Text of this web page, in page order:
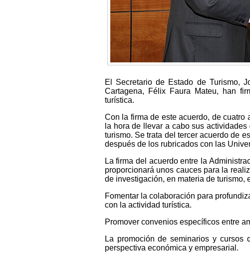
El Secretario de Estado de Turismo,
Cartagena, Félix Faura Mateu, han
turística.
Con la firma de este acuerdo, de cuatro
la hora de llevar a cabo sus
turismo. Se trata del tercer acuerdo de
después de los rubricados con las
La firma del acuerdo entre la
proporcionará unos cauces para la
de investigación, en materia de turismo,
Fomentar la colaboración para
con la actividad turística.
Promover convenios específicos entre
La promoción de seminarios y cursos
perspectiva económica y empresarial.